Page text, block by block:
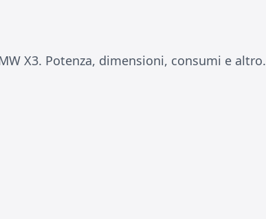
X3. Potenza, dimensioni, consumi e altro.